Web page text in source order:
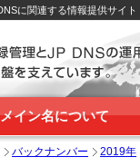
に関連する情報提供サイト
イン名について
バックナンバー 2019年